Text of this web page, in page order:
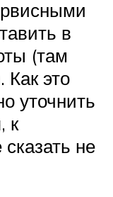
в
(там
Как это
уточнить
к
не